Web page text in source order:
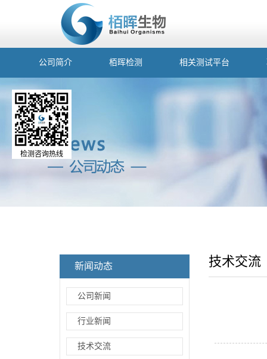
公司简介 栢晖检测 相关测试平台
新闻动态
公司新闻
行业新闻
技术交流
技术交流
检测咨询热线